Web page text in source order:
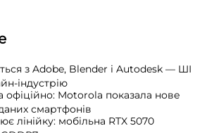
з Adobe, Blender і Autodesk — ШІ
індустрію
офіційно: Motorola показала нове
смартфонів
лінійку: мобільна RTX 5070